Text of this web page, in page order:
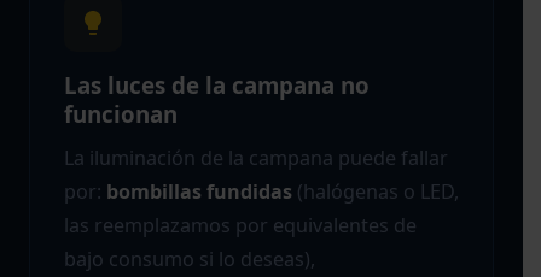
Las luces de la campana no
funcionan
La iluminación de la campana puede fallar
por: bombillas fundidas (halógenas o LED,
las reemplazamos por equivalentes de
bajo consumo si lo deseas),